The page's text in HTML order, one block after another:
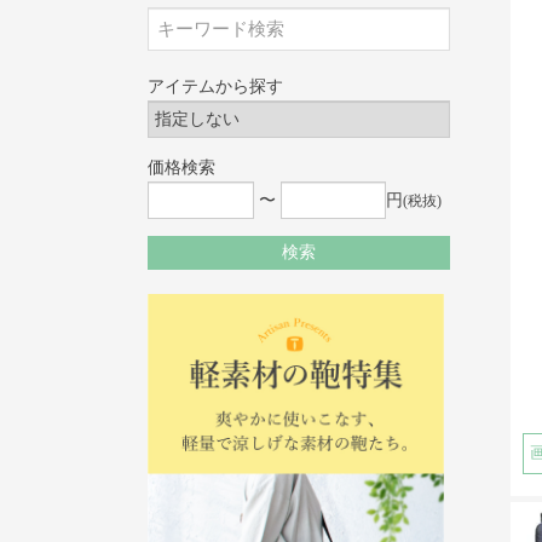
アイテムから探す
価格検索
〜
円(税抜)
検索